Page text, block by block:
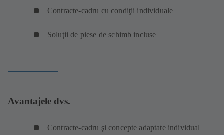
Contracte-cadru cu condiţii individuale
Soluţii de piese de schimb incluse
Avantajele dvs.
Contracte-cadru şi concepte adaptate individual